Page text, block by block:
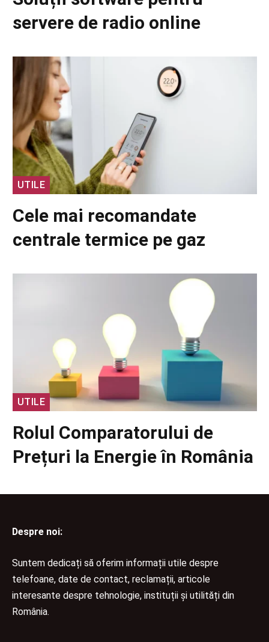
servere de radio online
UTILE
Cele mai recomandate
centrale termice pe gaz
UTILE
Rolul Comparatorului de
Prețuri la Energie în România
Despre noi:
Suntem dedicați să oferim informații utile despre
telefoane, date de contact, reclamații, articole
interesante despre tehnologie, instituții și utilități din
România.